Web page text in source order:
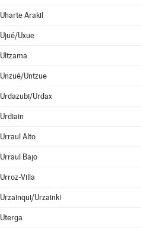
Uharte Arakil
Ujué/Uxue
Ultzama
Unzué/Untzue
Urdazubi/Urdax
Urdiain
Urraul Alto
Urraul Bajo
Urroz-Villa
Urzainqui/Urzainki
Uterga